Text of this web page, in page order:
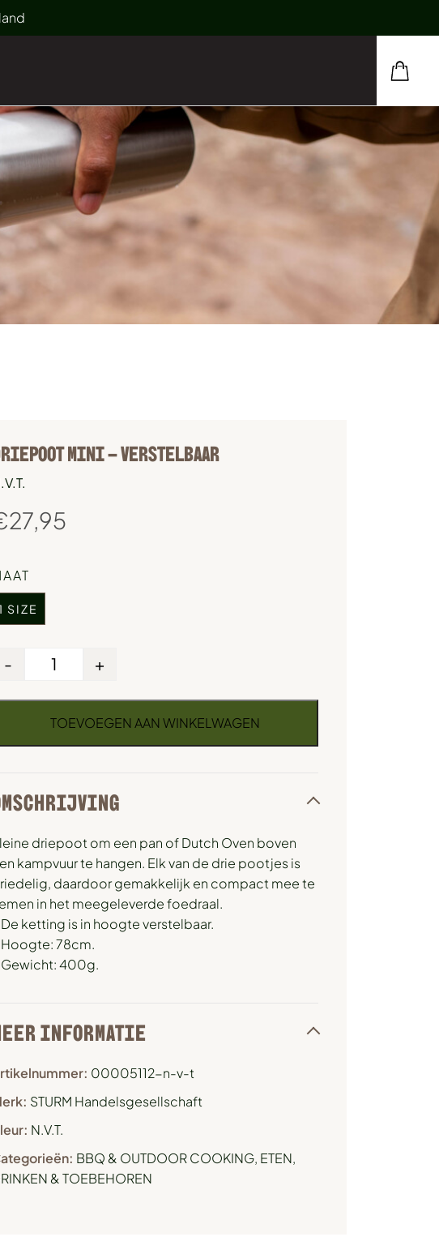
MINI – VERSTELBAAR
27,95
SIZE
- +
TOEVOEGEN AAN WINKELWAGEN
driepoot om een pan of Dutch Oven boven
kampvuur te hangen. Elk van de drie pootjes is
daardoor gemakkelijk en compact mee te
in het meegeleverde foedraal.
De ketting is in hoogte verstelbaar.
Hoogte: 78cm.
Gewicht: 400g.
INFORMATIE
00005112-n-v-t
STURM Handelsgesellschaft
N.V.T.
BBQ & OUTDOOR COOKING, ETEN,
& TOEBEHOREN